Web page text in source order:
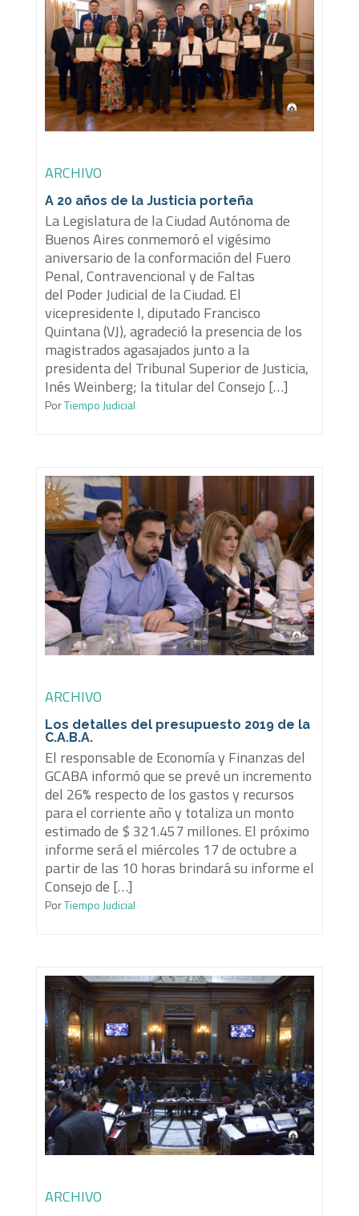
ARCHIVO
A 20 años de la Justicia porteña
La Legislatura de la Ciudad Autónoma de
Buenos Aires conmemoró el vigésimo
aniversario de la conformación del Fuero
Penal, Contravencional y de Faltas
del Poder Judicial de la Ciudad. El
vicepresidente I, diputado Francisco
Quintana (VJ), agradeció la presencia de los
magistrados agasajados junto a la
presidenta del Tribunal Superior de Justicia,
Inés Weinberg; la titular del Consejo […]
PorTiempo Judicial
ARCHIVO
Los detalles del presupuesto 2019 de la
C.A.B.A.
El responsable de Economía y Finanzas del
GCABA informó que se prevé un incremento
del 26% respecto de los gastos y recursos
para el corriente año y totaliza un monto
estimado de $ 321.457 millones. El próximo
informe será el miércoles 17 de octubre a
partir de las 10 horas brindará su informe el
Consejo de […]
PorTiempo Judicial
ARCHIVO